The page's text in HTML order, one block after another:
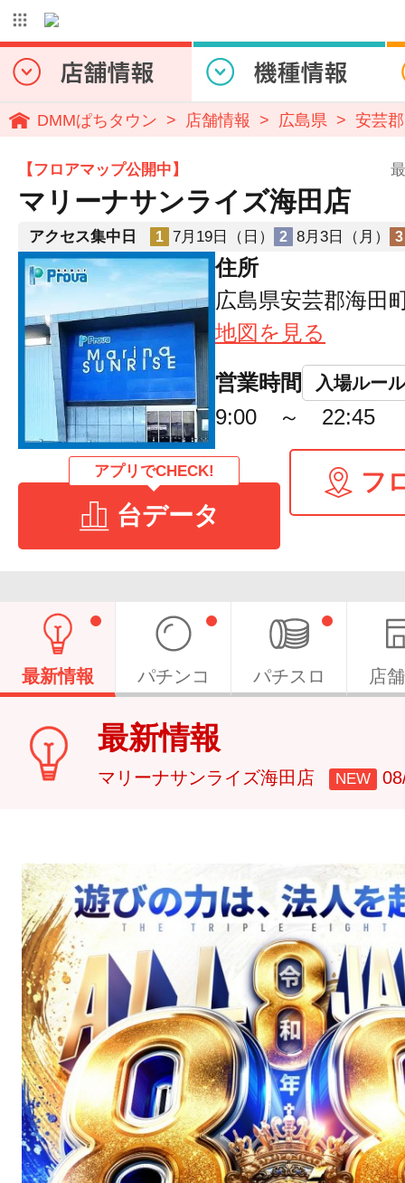
DMMぱちタウン 店舗情報 広島県 安芸郡
【フロアマップ公開中】
マリーナサンライズ海田店
アクセス集中日 1 7月19日（日） 2 8月3日（月） 3
住所
広島県安芸郡海田
地図を見る
営業時間 入場ルール
9:00 ～ 22:45
アプリでCHECK!
台データ
フ
最新情報 パチンコ パチスロ 店
最新情報
マリーナサンライズ海田店 NEW